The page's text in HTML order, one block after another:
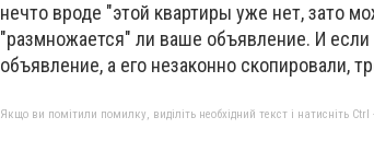
нечто вроде "этой квартиры уже нет, зато
"размножается" ли ваше объявление. И
объявление, а его незаконно скопировали,
Якщо ви помітили помилку, виділіть необхідний текст і натисніть